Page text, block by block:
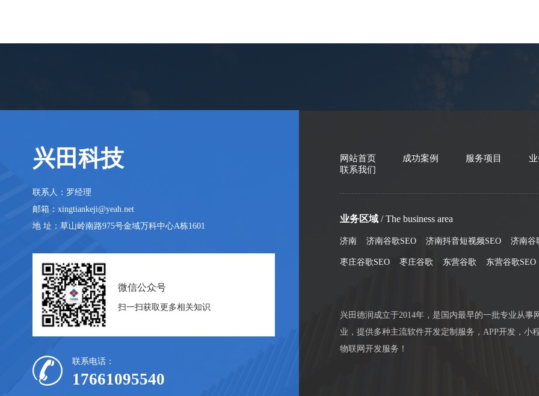
兴田科技
联系人：罗经理
邮箱：xingtiankeji@yeah.net
地 址：草山岭南路975号金域万科中心A栋1601
微信公众号
扫一扫获取更多相关知识
联系电话：
17661095540
网站首页 成功案例 服务项目
联系我们
业务区域/ The business area
济南 济南谷歌SEO 济南抖音短视频SEO 济南谷
枣庄谷歌SEO 枣庄谷歌 东营谷歌 东营谷歌SEO
兴田德润成立于2014年，是国内最早的一批专业从
业，提供多种主流软件开发定制服务，APP开发，小
物联网开发服务！